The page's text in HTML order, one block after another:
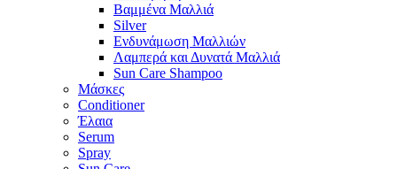
Βαμμένα Μαλλιά
Silver
Ενδυνάμωση Μαλλιών
Λαμπερά και Δυνατά Μαλλιά
Sun Care Shampoo
Μάσκες
Conditioner
Έλαια
Serum
Spray